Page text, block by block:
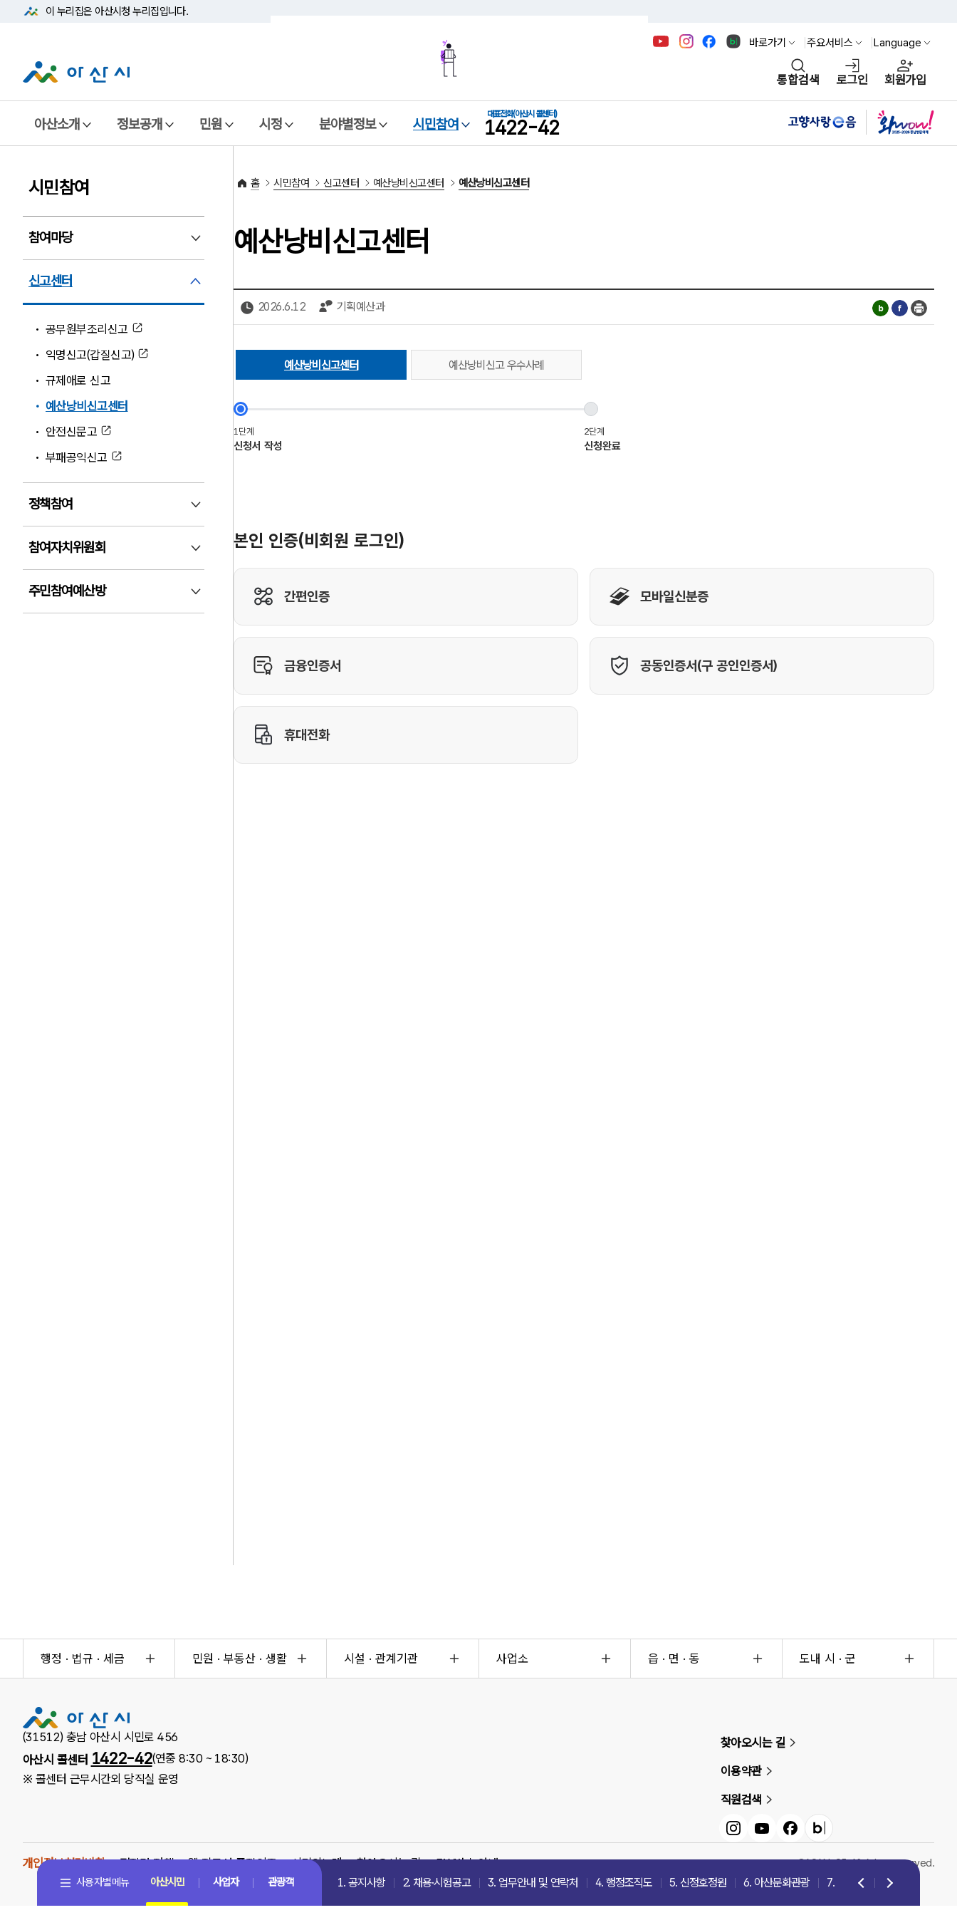
이 누리집은 아산시청 누리집입니다.
바로가기 주요서비스 Language
통합검색 로그인 회원가입
아산소개 정보공개 민원 시정 분야별정보 시민참여
대표전화(아산시 콜센터)
1422-42
시민참여
참여마당
신고센터
공무원부조리신고
익명신고(갑질신고)
규제애로 신고
예산낭비신고센터
안전신문고
부패공익신고
정책참여
참여자치위원회 참여자치위원회 펼침
주민참여예산방 주민참여예산방 펼침
홈 시민참여 신고센터 예산낭비신고센터 예산낭비신고센터
예산낭비신고센터
2026.6.12 기획예산과
예산낭비신고센터 예산낭비신고 우수사례
행정 · 법규 · 세금 민원 · 부동산 · 생활 시설 · 관계기관 사업소 읍 · 면 · 동 도내 시 · 군
(31512) 충남 아산시 시민로 456
아산시 콜센터 1422-42(연중 8:30 ~ 18:30)
※ 콜센터 근무시간외 당직실 운영
찾아오시는 길
이용약관
직원검색
인스타그램
유튜브 페이스북블로그
개인정보처리방침 저작권 정책 웹 접근성 품질인증 시민의노래 찾아오시는 길 FAX번호 안내
©ASAN-SI. All rights reserved.
사용자별메뉴
아산시민 사업자 관광객 1. 공지사항 2. 채용·시험공고 3. 업무안내 및 연락처 4. 행정조직도 5. 신정호정원 6. 아산문화관광 7. 아산문화유산